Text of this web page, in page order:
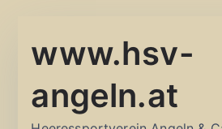
Inhalt
www.hsv-
angeln.at